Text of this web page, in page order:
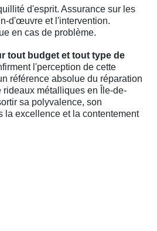
d'esprit. Assurance sur les
d'œuvre et l'intervention.
en cas de problème.
tout budget et tout type de
l'perception de cette
référence absolue du réparation
rideaux métalliques en Île-de-
sa polyvalence, son
la excellence et la contentement